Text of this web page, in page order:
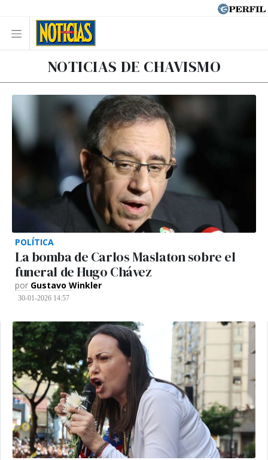
NOTICIAS DE CHAVISMO
POLÍTICA
La bomba de Carlos Maslaton sobre el
funeral de Hugo Chávez
por Gustavo Winkler
30-01-2026 14:57